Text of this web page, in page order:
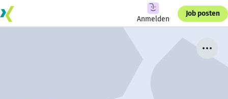
Anmelden
Job posten